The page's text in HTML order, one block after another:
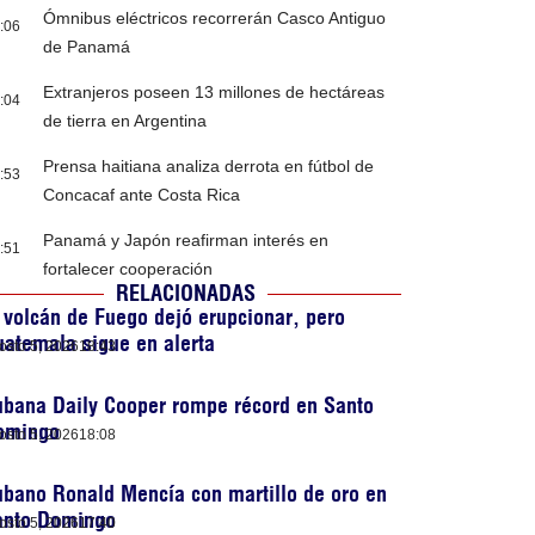
Ómnibus eléctricos recorrerán Casco Antiguo
de Panamá
Extranjeros poseen 13 millones de hectáreas
de tierra en Argentina
Prensa haitiana analiza derrota en fútbol de
Concacaf ante Costa Rica
Panamá y Japón reafirman interés en
fortalecer cooperación
RELACIONADAS
volcán de Fuego dejó erupcionar, pero
sigue en alerta
5, 202618:43
Daily Cooper rompe récord en Santo
5, 202618:08
Ronald Mencía con martillo de oro en
Domingo
5, 202617:40